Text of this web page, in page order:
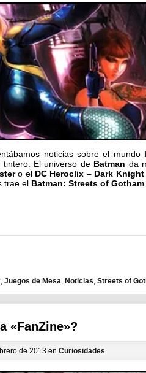
noticias sobre el mundo
El universo de Batman da
o elDC Heroclix – Dark Knight
trae el Batman: Streets of Gotham
, Juegos de Mesa, Noticias, Streets of
«FanZine»?
de 2013 en Curiosidades